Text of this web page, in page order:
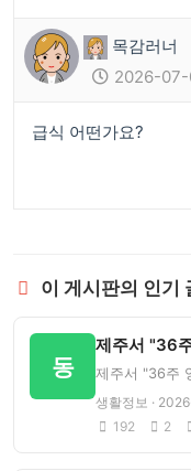
목감러너
2026-07-
급식 어떤가요?
이 게시판의 인기
동
제주서 "36
제주서 "36주
생활정보 ·
192
2